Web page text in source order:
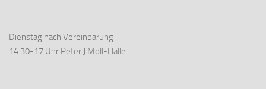
Dienstag nach Vereinbarung
14:30-17 Uhr Peter J.Moll-Halle